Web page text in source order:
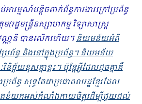
រម្មណ៍បន្តិចពាក់ព័ន្ធការងារក្រៅប្រព័ន្ធ
(រដ្ឋមន្ត្រីឧស្សាហកម្ម វិទ្យាសាស្ត្រ
វណ្ណឌី បានលើកហើយ។និយមន័យអំពី
ប្រព័ន្ធ និងនៅក្នុងប្រព័ន្ធ។ និយមន័យ
ច្ឆ័យខុសគ្នាខ្លះ។ ប៉ុន្តែអ្វីដែលដូចគ្នាគឺ
រព័ន្ធ សុទ្ធតែជាប្រជាពលរដ្ឋខ្មែរដែល
ខិតខំយកអស់កំលាំងកាយចិត្តដើម្បីជួយដល់